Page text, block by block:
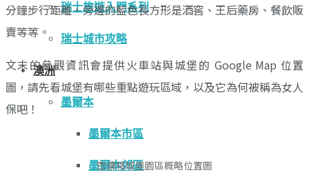
瑞士旅遊入門系列
瑞士城市攻略
澳洲
墨爾本
墨爾本市區
墨爾本郊區
分鐘步行距離，旁邊的藍色長方形是酒窖、王后藥房、餐飲販
賣等等。
文末的參觀資訊會提供火車站與城堡的 Google Map 位置
圖，請先看城堡有哪些重點遊玩區域，以及它為何被稱為女人
保吧！
雪儂梭城堡園區概略位置圖